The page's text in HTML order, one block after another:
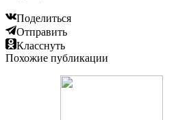
Поделиться
Отправить
Класснуть
Похожие публикации